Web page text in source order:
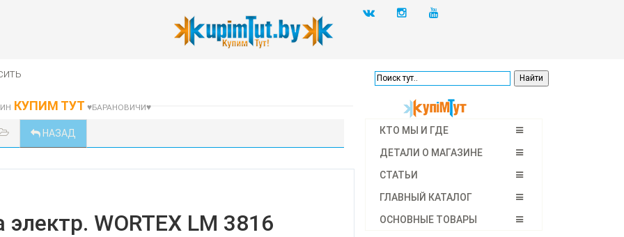
КУПИМ ТУТ ♥БАРАНОВИЧИ♥
НАЗАД
электр. WORTEX LM 3816
КТО МЫ И ГДЕ
ДЕТАЛИ О МАГАЗИНЕ
СТАТЬИ
ГЛАВНЫЙ КАТАЛОГ
ОСНОВНЫЕ ТОВАРЫ